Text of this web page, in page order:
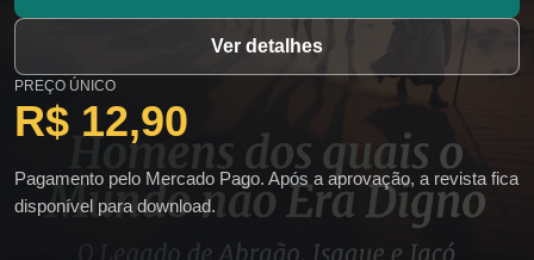
Ver detalhes
PREÇO ÚNICO
R$ 12,90
Pagamento pelo Mercado Pago. Após a aprovação, a revista fica
disponível para download.